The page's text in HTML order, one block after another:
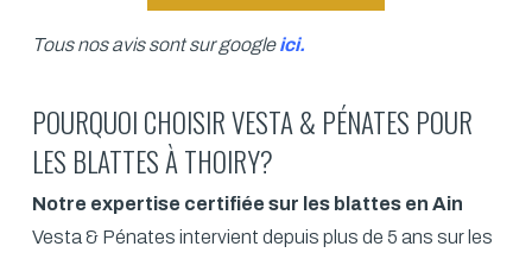
Tous nos avis sont sur google ici.
POURQUOI CHOISIR VESTA & PÉNATES POUR
LES BLATTES À THOIRY?
Notre expertise certifiée sur les blattes en Ain
Vesta & Pénates intervient depuis plus de 5 ans sur les